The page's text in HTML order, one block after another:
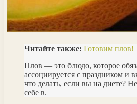
Читайте также: Готовим плов!
Плов — это блюдо, которое
ассоциируется с праздником и
что делать, если вы на диете?
себе в.